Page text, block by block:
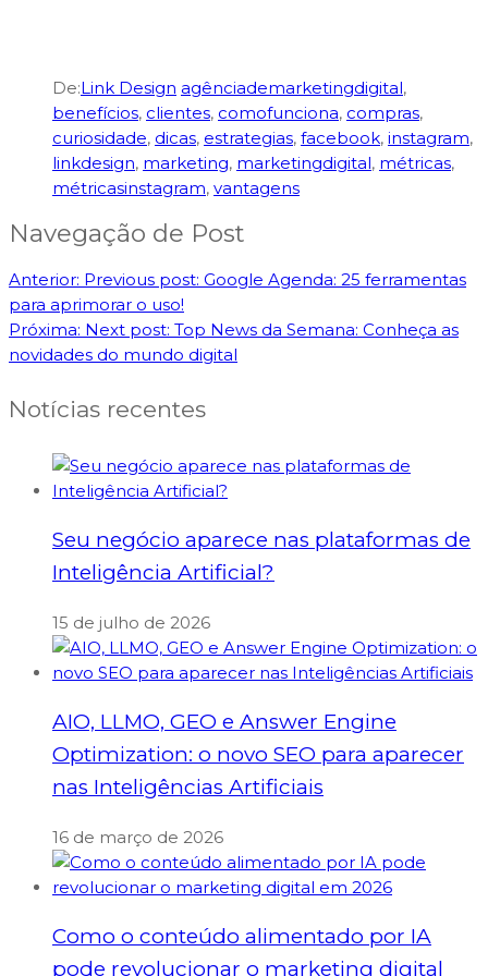
De:Link Design agênciademarketingdigital,
benefícios, clientes, comofunciona, compras,
curiosidade, dicas, estrategias, facebook, instagram,
linkdesign, marketing, marketingdigital, métricas,
métricasinstagram, vantagens
Navegação de Post
Anterior: Previous post: Google Agenda: 25 ferramentas
para aprimorar o uso!
Próxima: Next post: Top News da Semana: Conheça as
novidades do mundo digital
Notícias recentes
Seu negócio aparece nas plataformas de
Inteligência Artificial?
15 de julho de 2026
AIO, LLMO, GEO e Answer Engine
Optimization: o novo SEO para aparecer
nas Inteligências Artificiais
16 de março de 2026
Como o conteúdo alimentado por IA
pode revolucionar o marketing digital